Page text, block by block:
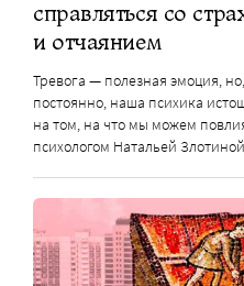
справляться со
и отчаянием
Тревога — полезная эмоция,
постоянно, наша психика
на том, на что мы можем
психологом Натальей Злотиной